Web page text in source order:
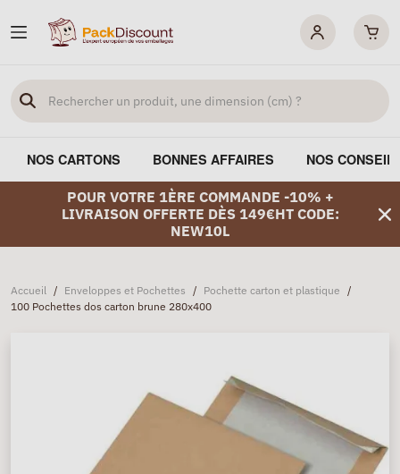
NOS CARTONS BONNES AFFAIRES NOS
POUR VOTRE 1ÈRE COMMANDE -10% +
LIVRAISON OFFERTE DÈS 149€HT CODE:
NEW10L
Accueil / Enveloppes et Pochettes / Pochette carton et plastique /
100 Pochettes dos carton brune 280x400